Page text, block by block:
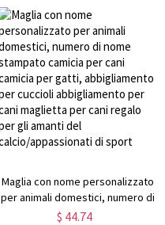
baseball, regalo per gli amanti
dello sport
Maglia con nome personalizzato
per animali domestici, numero di
nome stampato camicia per cani
$ 44.74